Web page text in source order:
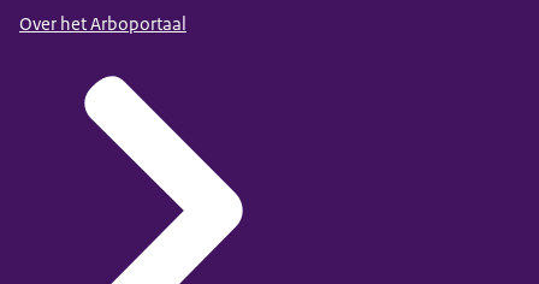
Over het Arboportaal